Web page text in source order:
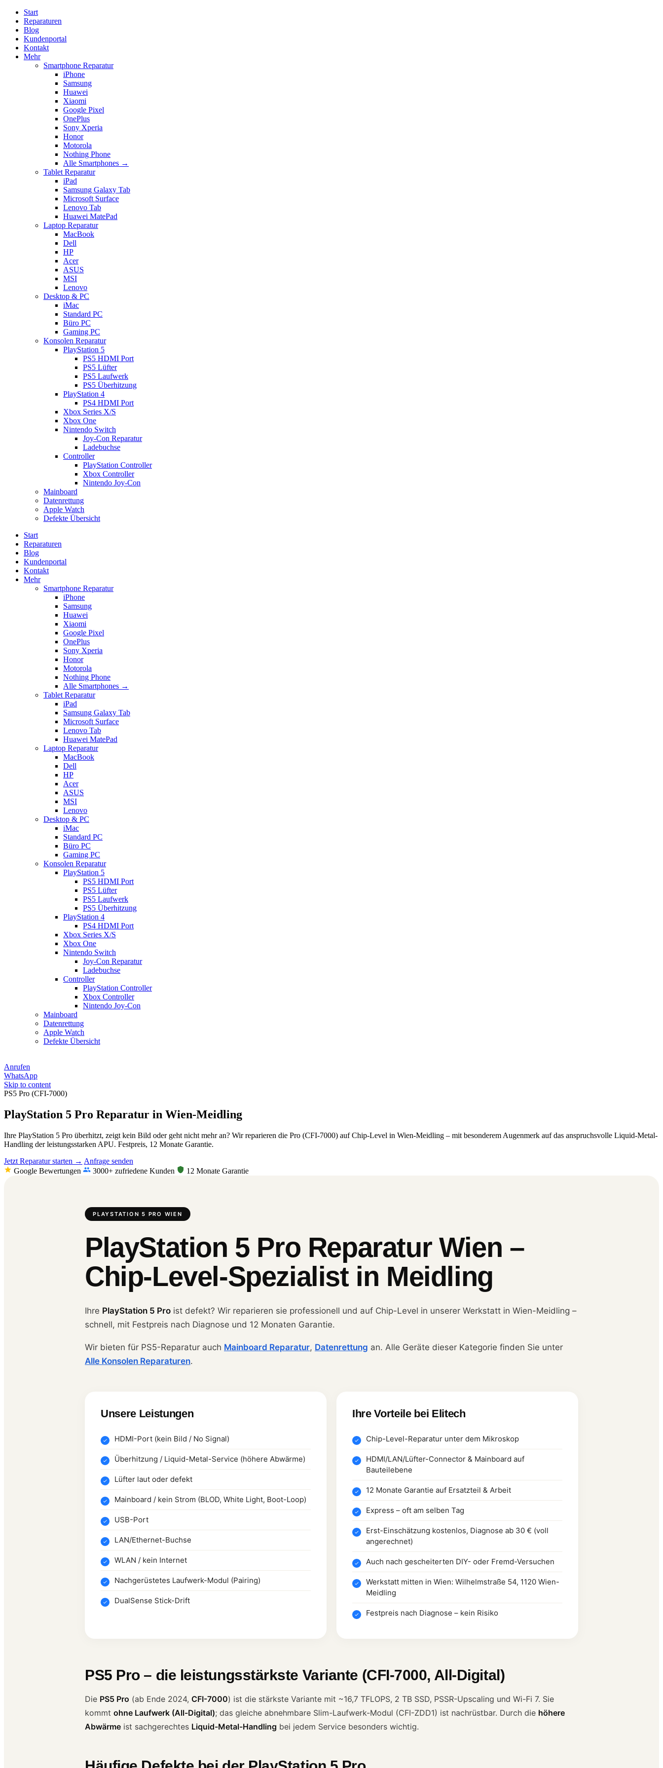
Start
Reparaturen
Blog
Kundenportal
Kontakt
Mehr
Smartphone Reparatur
iPhone
Samsung
Huawei
Xiaomi
Google Pixel
OnePlus
Sony Xperia
Honor
Motorola
Nothing Phone
Alle Smartphones →
Tablet Reparatur
iPad
Samsung Galaxy Tab
Microsoft Surface
Lenovo Tab
Huawei MatePad
Laptop Reparatur
MacBook
Dell
HP
Acer
ASUS
MSI
Lenovo
Desktop & PC
iMac
Standard PC
Büro PC
Gaming PC
Konsolen Reparatur
PlayStation 5
PS5 HDMI Port
PS5 Lüfter
PS5 Laufwerk
PS5 Überhitzung
PlayStation 4
PS4 HDMI Port
Xbox Series X/S
Xbox One
Nintendo Switch
Joy-Con Reparatur
Ladebuchse
Controller
PlayStation Controller
Xbox Controller
Nintendo Joy-Con
Mainboard
Datenrettung
Apple Watch
Defekte Übersicht
Start
Reparaturen
Blog
Kundenportal
Kontakt
Mehr
Smartphone Reparatur
iPhone
Samsung
Huawei
Xiaomi
Google Pixel
OnePlus
Sony Xperia
Honor
Motorola
Nothing Phone
Alle Smartphones →
Tablet Reparatur
iPad
Samsung Galaxy Tab
Microsoft Surface
Lenovo Tab
Huawei MatePad
Laptop Reparatur
MacBook
Dell
HP
Acer
ASUS
MSI
Lenovo
Desktop & PC
iMac
Standard PC
Büro PC
Gaming PC
Konsolen Reparatur
PlayStation 5
PS5 HDMI Port
PS5 Lüfter
PS5 Laufwerk
PS5 Überhitzung
PlayStation 4
PS4 HDMI Port
Xbox Series X/S
Xbox One
Nintendo Switch
Joy-Con Reparatur
Ladebuchse
Controller
PlayStation Controller
Xbox Controller
Nintendo Joy-Con
Mainboard
Datenrettung
Apple Watch
Defekte Übersicht
Anrufen
WhatsApp
Skip to content
PS5 Pro (CFI-7000)
PlayStation 5 Pro Reparatur in Wien-Meidling
Ihre PlayStation 5 Pro überhitzt, zeigt kein Bild oder geht nicht mehr an? Wir reparieren die Pro (CFI-7000) auf Chip-Level in Wien-Meidling – mit besonderem Augenmerk auf das anspruchsvolle Liquid-Metal-
Handling der leistungsstarken APU. Festpreis, 12 Monate Garantie.
Jetzt Reparatur starten → Anfrage senden
Google Bewertungen
3000+ zufriedene Kunden 12 Monate Garantie
PLAYSTATION 5 PRO WIEN
PlayStation 5 Pro Reparatur Wien –
Chip-Level-Spezialist in Meidling
Ihre PlayStation 5 Pro ist defekt? Wir reparieren sie professionell und auf Chip-Level in unserer Werkstatt in Wien-Meidling –
schnell, mit Festpreis nach Diagnose und 12 Monaten Garantie.
Wir bieten für PS5-Reparatur auch Mainboard Reparatur, Datenrettung an. Alle Geräte dieser Kategorie finden Sie unter
Alle Konsolen Reparaturen.
Unsere Leistungen
HDMI-Port (kein Bild / No Signal)
Überhitzung / Liquid-Metal-Service (höhere Abwärme)
Lüfter laut oder defekt
Mainboard / kein Strom (BLOD, White Light, Boot-Loop)
USB-Port
LAN/Ethernet-Buchse
WLAN / kein Internet
Nachgerüstetes Laufwerk-Modul (Pairing)
DualSense Stick-Drift
Ihre Vorteile bei Elitech
Chip-Level-Reparatur unter dem Mikroskop
HDMI/LAN/Lüfter-Connector & Mainboard auf
Bauteilebene
12 Monate Garantie auf Ersatzteil & Arbeit
Express – oft am selben Tag
Erst-Einschätzung kostenlos, Diagnose ab 30 € (voll
angerechnet)
Auch nach gescheiterten DIY- oder Fremd-Versuchen
Werkstatt mitten in Wien: Wilhelmstraße 54, 1120 Wien-
Meidling
Festpreis nach Diagnose – kein Risiko
PS5 Pro – die leistungsstärkste Variante (CFI-7000, All-Digital)
Die PS5 Pro (ab Ende 2024, CFI-7000) ist die stärkste Variante mit ~16,7 TFLOPS, 2 TB SSD, PSSR-Upscaling und Wi-Fi 7. Sie
kommt ohne Laufwerk (All-Digital); das gleiche abnehmbare Slim-Laufwerk-Modul (CFI-ZDD1) ist nachrüstbar. Durch die höhere
Abwärme ist sachgerechtes Liquid-Metal-Handling bei jedem Service besonders wichtig.